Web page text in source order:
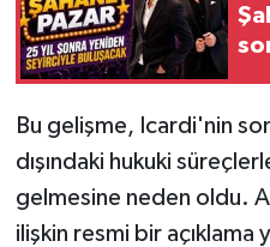
Bu gelişme, Icardi'nin
dışındaki hukuki
gelmesine neden oldu.
ilişkin resmi bir açıklama